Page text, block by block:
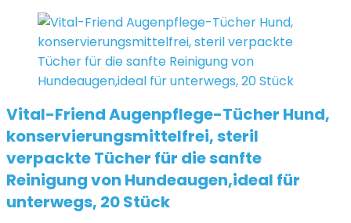
Vital-Friend Augenpflege-Tücher Hund,
konservierungsmittelfrei, steril
verpackte Tücher für die sanfte
Reinigung von Hundeaugen,ideal für
unterwegs, 20 Stück